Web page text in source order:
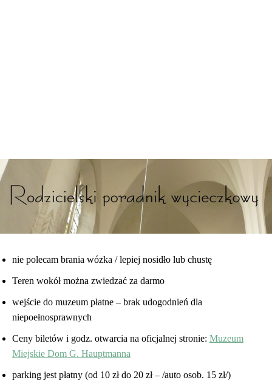
nie polecam brania wózka / lepiej nosidło lub chustę
Teren wokół można zwiedzać za darmo
wejście do muzeum płatne – brak udogodnień dla
niepoełnosprawnych
Ceny biletów i godz. otwarcia na oficjalnej stronie: Muzeum
Miejskie Dom G. Hauptmanna
parking jest płatny (od 10 zł do 20 zł – /auto osob. 15 zł/)